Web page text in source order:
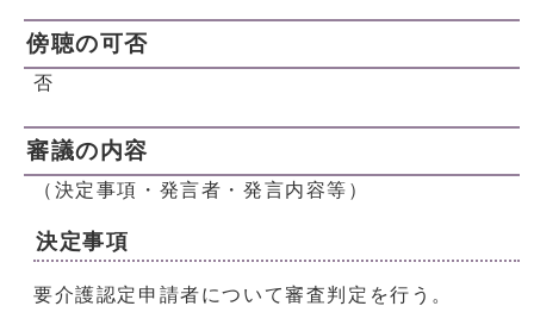
傍聴の可否
否
審議の内容
（決定事項・発言者・発言内容等）
決定事項
要介護認定申請者について審査判定を行う。